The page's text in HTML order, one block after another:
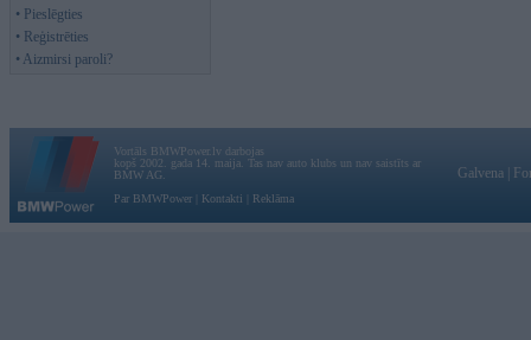
• Pieslēgties
• Reģistrēties
• Aizmirsi paroli?
Vortāls BMWPower.lv darbojas
kopš 2002. gada 14. maija. Tas nav auto klubs un nav saistīts ar
BMW AG.
Par BMWPower
Kontakti Reklāma
Galvena